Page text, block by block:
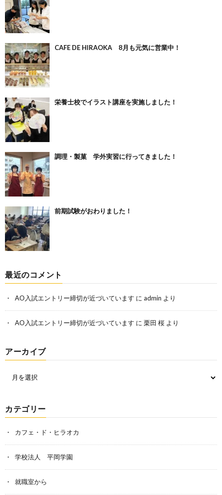
CAFE DE HIRAOKA 8月も元気に営業中！
栄養士校でイラスト講座を実施しました！
調理・製菓 学外実習に行ってきました！
前期試験がおわりました！
最近のコメント
AO入試エントリー締切が近づいています に admin より
AO入試エントリー締切が近づいています に 栗田 桜 より
アーカイブ
カテゴリー
カフェ・ド・ヒラオカ
学校法人 平岡学園
就職室から